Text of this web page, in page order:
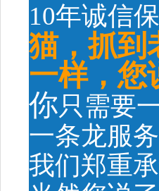
10年诚信
猫，抓到
一样，您
你只需要
一条龙服
我们郑重